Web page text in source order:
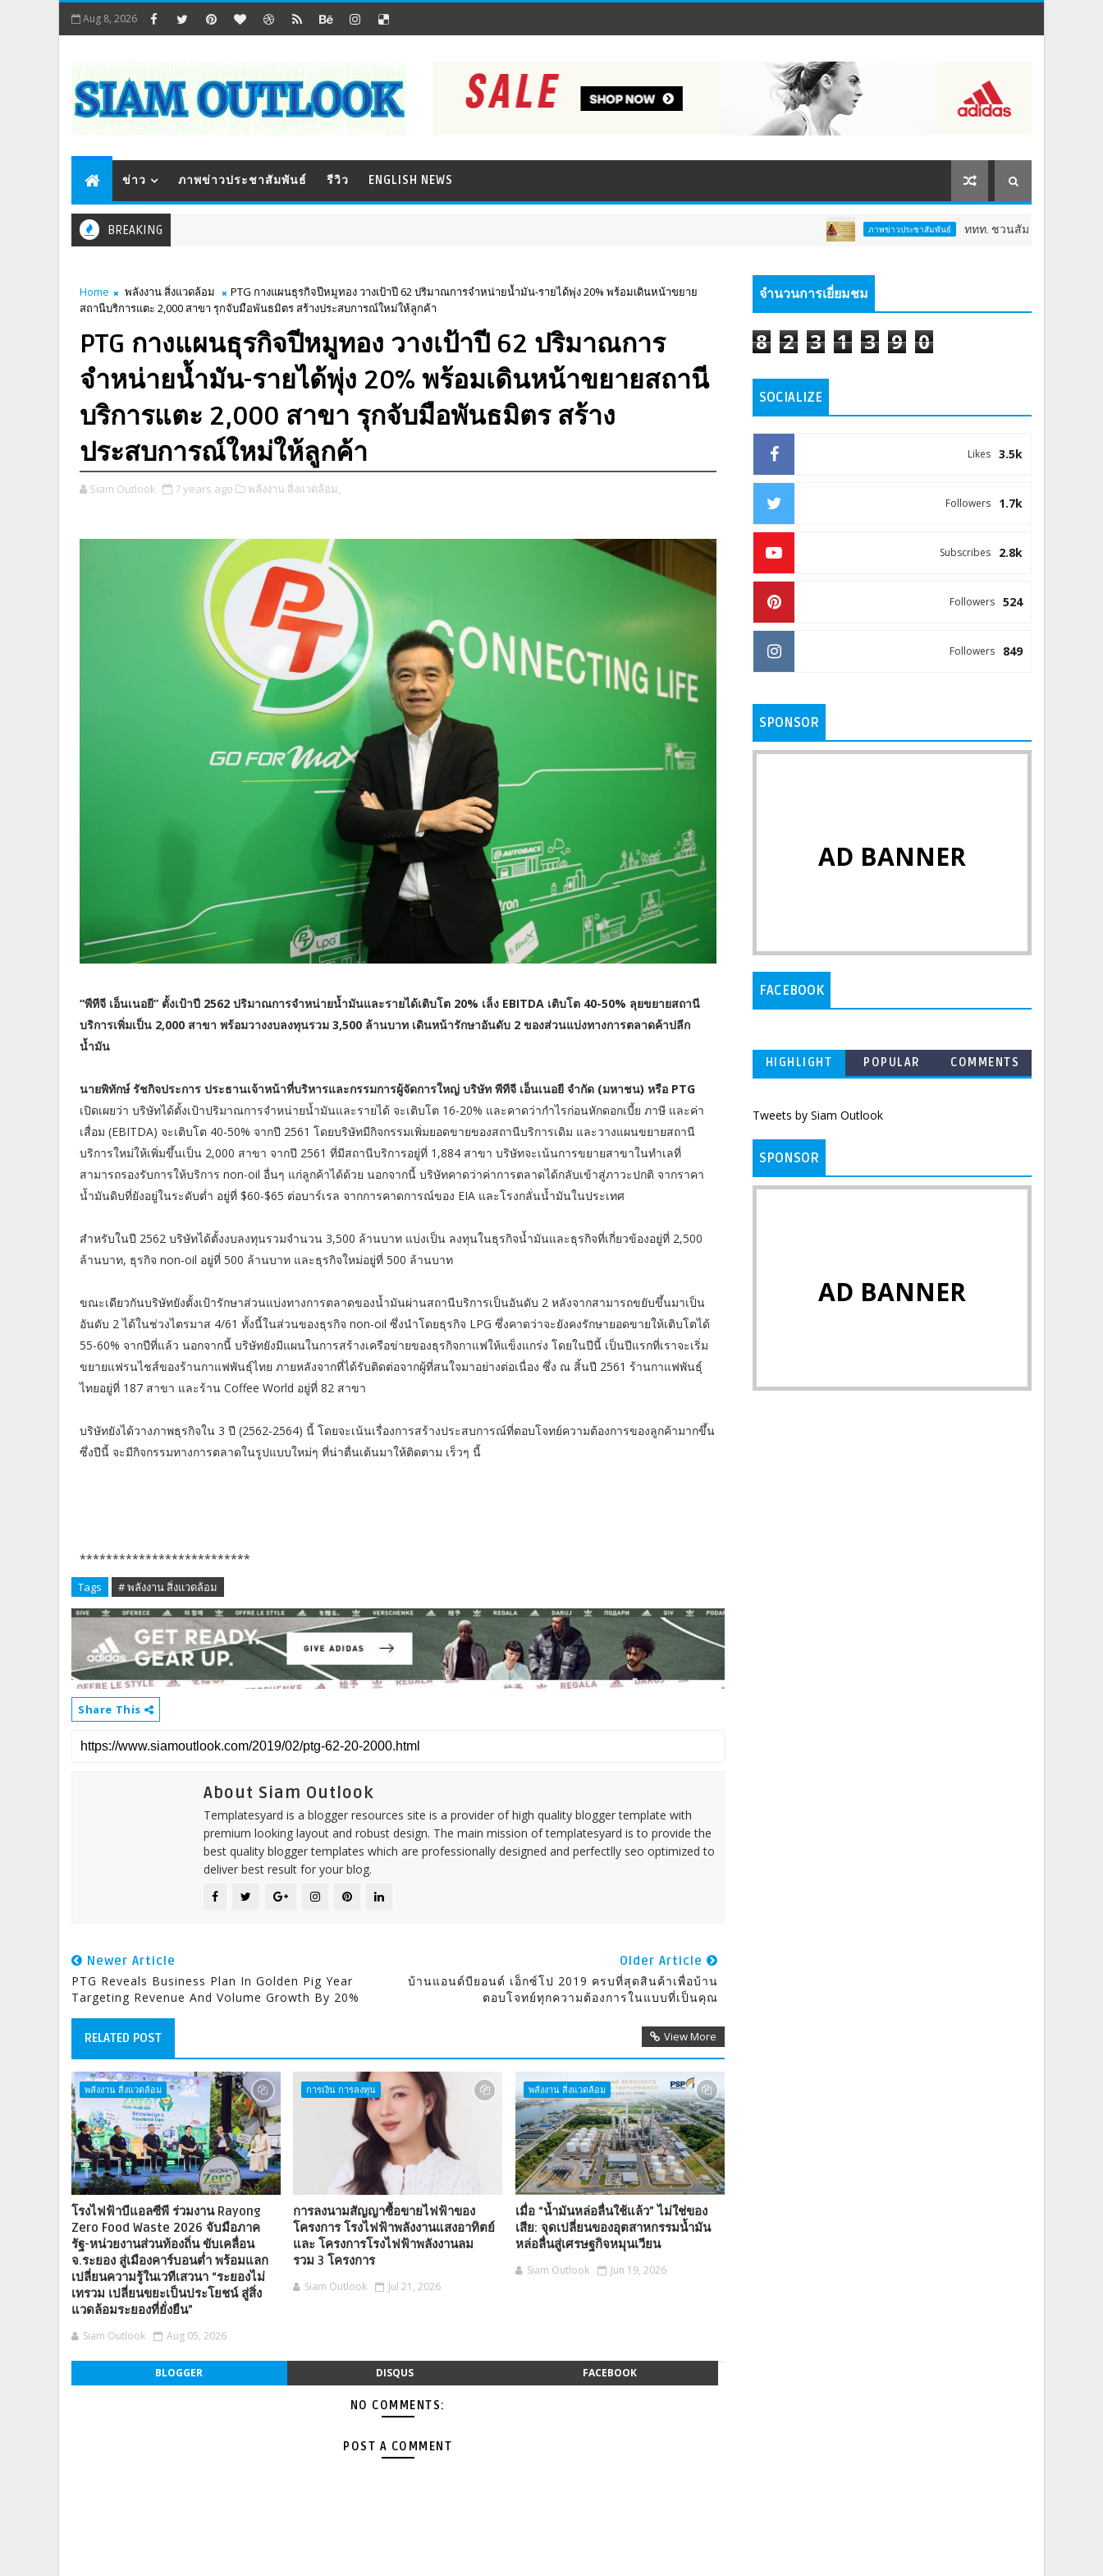
Aug 8, 2026
ข่าว ภาพข่าวประชาสัมพันธ์ รีวิว ENGLISH NEWS
BREAKING ภาพข่าวประชาสัมพันธ์ ททท. ชวนสัมผัสพลังแห่งศรัทธา ร่วม
Home พลังงาน สิ่งแวดล้อม
PTG กางแผนธุรกิจปีหมูทอง วางเป้าปี 62 ปริมาณการจำหน่ายน้ำมัน-รายได้พุ่ง 20% พร้อมเดินหน้าขยาย
สถานีบริการแตะ 2,000 สาขา รุกจับมือพันธมิตร สร้างประสบการณ์ใหม่ให้ลูกค้า
PTG กางแผนธุรกิจปีหมูทอง วางเป้าปี 62 ปริมาณการ
จำหน่ายน้ำมัน-รายได้พุ่ง 20% พร้อมเดินหน้าขยายสถานี
บริการแตะ 2,000 สาขา รุกจับมือพันธมิตร สร้าง
ประสบการณ์ใหม่ให้ลูกค้า
Siam Outlook 7 years ago พลังงาน สิ่งแวดล้อม,
“พีทีจี เอ็นเนอยี” ตั้งเป้าปี 2562 ปริมาณการจำหน่ายน้ำมันและรายได้เติบโต 20% เล็ง EBITDA เติบโต 40-50% ลุยขยายสถานี
บริการเพิ่มเป็น 2,000 สาขา พร้อมวางงบลงทุนรวม 3,500 ล้านบาท เดินหน้ารักษาอันดับ 2 ของส่วนแบ่งทางการตลาดค้าปลีก
น้ำมัน
นายพิทักษ์ รัชกิจประการ ประธานเจ้าหน้าที่บริหารและกรรมการผู้จัดการใหญ่ บริษัท พีทีจี เอ็นเนอยี จำกัด (มหาชน) หรือ PTG
เปิดเผยว่า บริษัทได้ตั้งเป้าปริมาณการจำหน่ายน้ำมันและรายได้ จะเติบโต 16-20% และคาดว่ากำไรก่อนหักดอกเบี้ย ภาษี และค่า
เสื่อม (EBITDA) จะเติบโต 40-50% จากปี 2561 โดยบริษัทมีกิจกรรมเพิ่มยอดขายของสถานีบริการเดิม และวางแผนขยายสถานี
บริการใหม่ให้เพิ่มขึ้นเป็น 2,000 สาขา จากปี 2561 ที่มีสถานีบริการอยู่ที่ 1,884 สาขา บริษัทจะเน้นการขยายสาขาในทำเลที่
สามารถรองรับการให้บริการ non-oil อื่นๆ แก่ลูกค้าได้ด้วย นอกจากนี้ บริษัทคาดว่าค่าการตลาดได้กลับเข้าสู่ภาวะปกติ จากราคา
น้ำมันดิบที่ยังอยู่ในระดับต่ำ อยู่ที่ $60-$65 ต่อบาร์เรล จากการคาดการณ์ของ EIA และโรงกลั่นน้ำมันในประเทศ
สำหรับในปี 2562 บริษัทได้ตั้งงบลงทุนรวมจำนวน 3,500 ล้านบาท แบ่งเป็น ลงทุนในธุรกิจน้ำมันและธุรกิจที่เกี่ยวข้องอยู่ที่ 2,500
ล้านบาท, ธุรกิจ non-oil อยู่ที่ 500 ล้านบาท และธุรกิจใหม่อยู่ที่ 500 ล้านบาท
ขณะเดียวกันบริษัทยังตั้งเป้ารักษาส่วนแบ่งทางการตลาดของน้ำมันผ่านสถานีบริการเป็นอันดับ 2 หลังจากสามารถขยับขึ้นมาเป็น
อันดับ 2 ได้ในช่วงไตรมาส 4/61 ทั้งนี้ในส่วนของธุรกิจ non-oil ซึ่งนำโดยธุรกิจ LPG ซึ่งคาดว่าจะยังคงรักษายอดขายให้เติบโตได้
55-60% จากปีที่แล้ว นอกจากนี้ บริษัทยังมีแผนในการสร้างเครือข่ายของธุรกิจกาแฟให้แข็งแกร่ง โดยในปีนี้ เป็นปีแรกที่เราจะเริ่ม
ขยายแฟรนไชส์ของร้านกาแฟพันธุ์ไทย ภายหลังจากที่ได้รับติดต่อจากผู้ที่สนใจมาอย่างต่อเนื่อง ซึ่ง ณ สิ้นปี 2561 ร้านกาแฟพันธุ์
ไทยอยู่ที่ 187 สาขา และร้าน Coffee World อยู่ที่ 82 สาขา
บริษัทยังได้วางภาพธุรกิจใน 3 ปี (2562-2564) นี้ โดยจะเน้นเรื่องการสร้างประสบการณ์ที่ตอบโจทย์ความต้องการของลูกค้ามากขึ้น
ซึ่งปีนี้ จะมีกิจกรรมทางการตลาดในรูปแบบใหม่ๆ ที่น่าตื่นเต้นมาให้ติดตาม เร็วๆ นี้
**************************
Tags # พลังงาน สิ่งแวดล้อม
Share This
About Siam Outlook
Templatesyard is a blogger resources site is a provider of high quality blogger template with
premium looking layout and robust design. The main mission of templatesyard is to provide the
best quality blogger templates which are professionally designed and perfectlly seo optimized to
deliver best result for your blog.
Newer Article
PTG Reveals Business Plan In Golden Pig Year
Targeting Revenue And Volume Growth By 20%
Older Article
บ้านแอนด์บียอนด์ เอ็กซ์โป 2019 ครบที่สุดสินค้าเพื่อบ้าน
ตอบโจทย์ทุกความต้องการในแบบที่เป็นคุณ
RELATED POST View More
พลังงาน สิ่งแวดล้อม
โรงไฟฟ้าบีแอลซีพี ร่วมงาน Rayong
Zero Food Waste 2026 จับมือภาค
รัฐ-หน่วยงานส่วนท้องถิ่น ขับเคลื่อน
จ.ระยอง สู่เมืองคาร์บอนต่ำ พร้อมแลก
เปลี่ยนความรู้ในเวทีเสวนา “ระยองไม่
เทรวม เปลี่ยนขยะเป็นประโยชน์ สู่สิ่ง
แวดล้อมระยองที่ยั่งยืน”
Siam Outlook Aug 05, 2026
การเงิน การลงทุน
การลงนามสัญญาซื้อขายไฟฟ้าของ
โครงการ โรงไฟฟ้าพลังงานแสงอาทิตย์
และ โครงการโรงไฟฟ้าพลังงานลม
รวม 3 โครงการ
Siam Outlook Jul 21, 2026
พลังงาน สิ่งแวดล้อม
เมื่อ “น้ำมันหล่อลื่นใช้แล้ว” ไม่ใช่ของ
เสีย: จุดเปลี่ยนของอุตสาหกรรมน้ำมัน
หล่อลื่นสู่เศรษฐกิจหมุนเวียน
Siam Outlook Jun 19, 2026
BLOGGER DISQUS FACEBOOK
NO COMMENTS:
POST A COMMENT
จำนวนการเยี่ยมชม
8 2 3 1 3 9 0
SOCIALIZE
3.5k
Likes
1.7k
Followers
2.8k
Subscribes
524
Followers
849
Followers
SPONSOR
AD BANNER
FACEBOOK
HIGHLIGHT POPULAR COMMENTS
Tweets by Siam Outlook
SPONSOR
AD BANNER